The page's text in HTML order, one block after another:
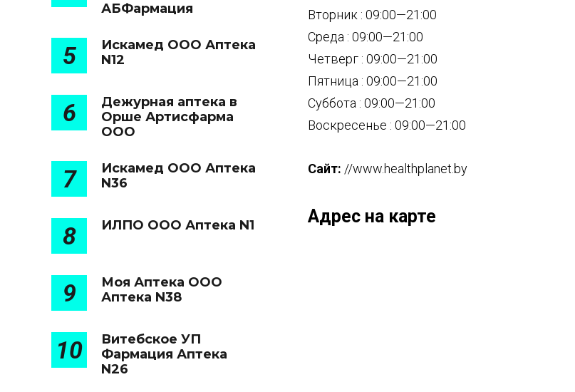
Вторник : 09:00—21:00
Среда : 09:00—21:00
Четверг : 09:00—21:00
Пятница : 09:00—21:00
Суббота : 09:00—21:00
Воскресенье : 09:00—21:00
Сайт: //www.healthplanet.by
Адрес на карте
АБФармация
5
Искамед ООО Аптека
N12
6
Дежурная аптека в
Орше Артисфарма
ООО
7
Искамед ООО Аптека
N36
8 ИЛПО ООО Аптека N1
9
Моя Аптека ООО
Аптека N38
10
Витебское УП
Фармация Аптека
N26